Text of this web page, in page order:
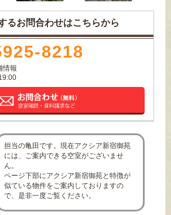
るお問合わせはこちらから
8218
情報
担当の亀田です。現在アクシア新宿御苑
には、ご案内できる空室がございませ
ん。
ページ下部にアクシア新宿御苑と特徴が
似ている物件をご案内しておりますの
で、是非一度ご覧ください。